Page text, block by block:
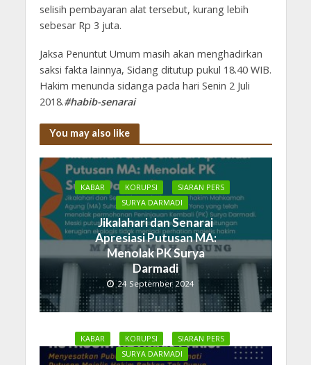
selisih pembayaran alat tersebut, kurang lebih
sebesar Rp 3 juta.
Jaksa Penuntut Umum masih akan menghadirkan
saksi fakta lainnya, Sidang ditutup pukul 18.40 WIB.
Hakim menunda sidanga pada hari Senin 2 Juli
2018.#habib-senarai
You may also like
KABAR KORUPSI
SIARAN PERS
SURYA DARMADI
Jikalahari dan Senarai
Apresiasi Putusan MA:
Menolak PK Surya
Darmadi
24 September 2024
KABAR KORUPSI
SIARAN PERS
SURYA DARMADI